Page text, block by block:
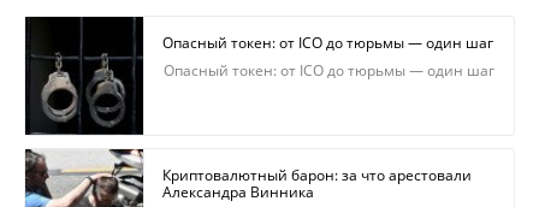
Опасный токен: от ICO до тюрьмы — один шаг
Опасный токен: от ICO до тюрьмы — один шаг
Криптовалютный барон: за что арестовали
Александра Винника